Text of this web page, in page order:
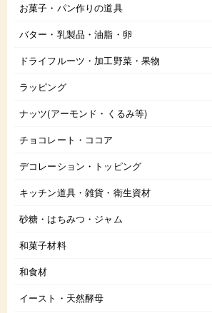
お菓子・パン作りの道具
バター・乳製品・油脂・卵
ドライフルーツ・加工野菜・果物
ラッピング
ナッツ(アーモンド・くるみ等)
チョコレート・ココア
デコレーション・トッピング
キッチン道具・雑貨・衛生資材
砂糖・はちみつ・ジャム
和菓子材料
和食材
イースト・天然酵母